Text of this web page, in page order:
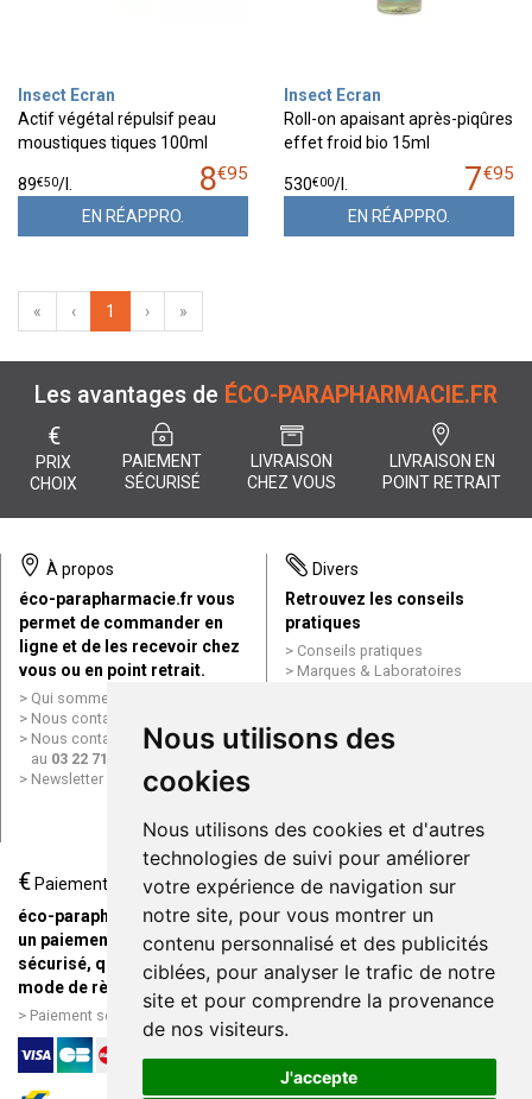
Nous utilisons des
cookies
Nous utilisons des cookies et d'autres
technologies de suivi pour améliorer
votre expérience de navigation sur
notre site, pour vous montrer un
contenu personnalisé et des publicités
ciblées, pour analyser le trafic de notre
site et pour comprendre la provenance
de nos visiteurs.
J'accepte
Insect Ecran
Actif végétal répulsif peau
moustiques tiques 100ml
8€95
89€50/
EN RÉAPPRO.
Insect Ecran
Roll-on apaisant après-piqûres
effet froid bio 15ml
7€95
530€00/
EN RÉAPPRO.
« ‹ 1 › »
Les avantages de ÉCO-PARAPHARMACIE.FR
€
PRIX
CHOIX
PAIEMENT
SÉCURISÉ
LIVRAISON
CHEZ VOUS
LIVRAISON EN
POINT RETRAIT
À propos
éco-parapharmacie.fr vous
permet de commander en
ligne et de les recevoir chez
vous ou en point retrait.
Qui sommes nous ?
Nous contacter par e-mail
Nous contacter par téléphone
au 03 22 71 64 10
Newsletter
Divers
Retrouvez les conseils
pratiques
Conseils pratiques
Marques & Laboratoires
Mentions légales
Données personnelles
ligne
€ Paiement
éco-parapharmacie.fr offre
un paiement entièrement
sécurisé, quel que soit le
mode de règlement
Paiement sécurisé et simple
Livraison / Point retrait
Commandez en ligne et
recevez votre commande
rapidement chez vous ou en
point retrait
Livraison chez vous ou en